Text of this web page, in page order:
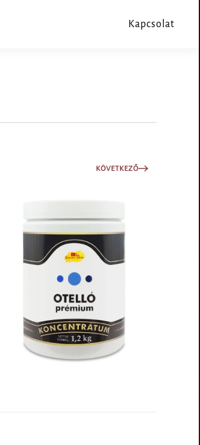
Kapcsolat
KÖVETKEZŐ